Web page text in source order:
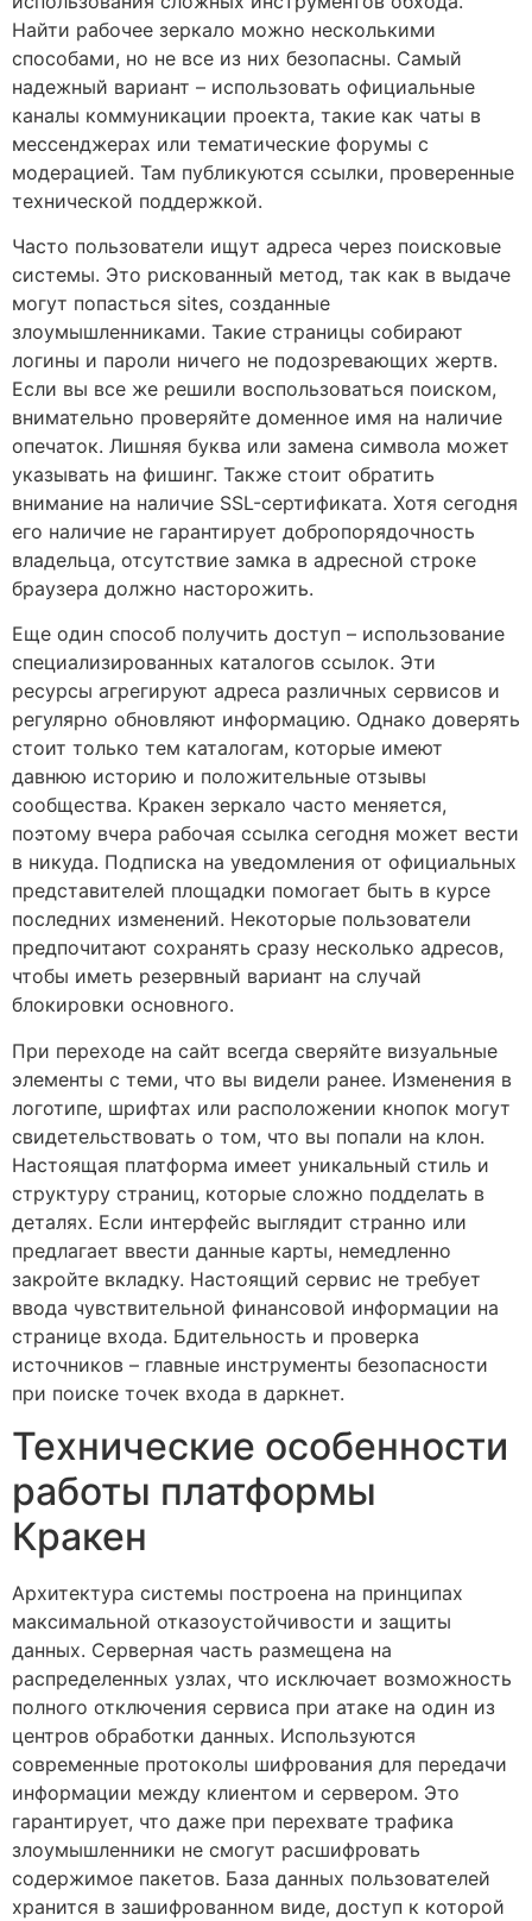
Найти рабочее зеркало можно несколькими
способами, но не все из них безопасны. Самый
надежный вариант – использовать официальные
каналы коммуникации проекта, такие как чаты в
мессенджерах или тематические форумы с
модерацией. Там публикуются ссылки, проверенные
технической поддержкой.
Часто пользователи ищут адреса через поисковые
системы. Это рискованный метод, так как в выдаче
могут попасться sites, созданные
злоумышленниками. Такие страницы собирают
логины и пароли ничего не подозревающих жертв.
Если вы все же решили воспользоваться поиском,
внимательно проверяйте доменное имя на наличие
опечаток. Лишняя буква или замена символа может
указывать на фишинг. Также стоит обратить
внимание на наличие SSL-сертификата. Хотя сегодня
его наличие не гарантирует добропорядочность
владельца, отсутствие замка в адресной строке
браузера должно насторожить.
Еще один способ получить доступ – использование
специализированных каталогов ссылок. Эти
ресурсы агрегируют адреса различных сервисов и
регулярно обновляют информацию. Однако доверять
стоит только тем каталогам, которые имеют
давнюю историю и положительные отзывы
сообщества. Кракен зеркало часто меняется,
поэтому вчера рабочая ссылка сегодня может вести
в никуда. Подписка на уведомления от официальных
представителей площадки помогает быть в курсе
последних изменений. Некоторые пользователи
предпочитают сохранять сразу несколько адресов,
чтобы иметь резервный вариант на случай
блокировки основного.
При переходе на сайт всегда сверяйте визуальные
элементы с теми, что вы видели ранее. Изменения в
логотипе, шрифтах или расположении кнопок могут
свидетельствовать о том, что вы попали на клон.
Настоящая платформа имеет уникальный стиль и
структуру страниц, которые сложно подделать в
деталях. Если интерфейс выглядит странно или
предлагает ввести данные карты, немедленно
закройте вкладку. Настоящий сервис не требует
ввода чувствительной финансовой информации на
странице входа. Бдительность и проверка
источников – главные инструменты безопасности
при поиске точек входа в даркнет.
Технические особенности
работы платформы
Кракен
Архитектура системы построена на принципах
максимальной отказоустойчивости и защиты
данных. Серверная часть размещена на
распределенных узлах, что исключает возможность
полного отключения сервиса при атаке на один из
центров обработки данных. Используются
современные протоколы шифрования для передачи
информации между клиентом и сервером. Это
гарантирует, что даже при перехвате трафика
злоумышленники не смогут расшифровать
содержимое пакетов. База данных пользователей
хранится в зашифрованном виде, доступ к которой